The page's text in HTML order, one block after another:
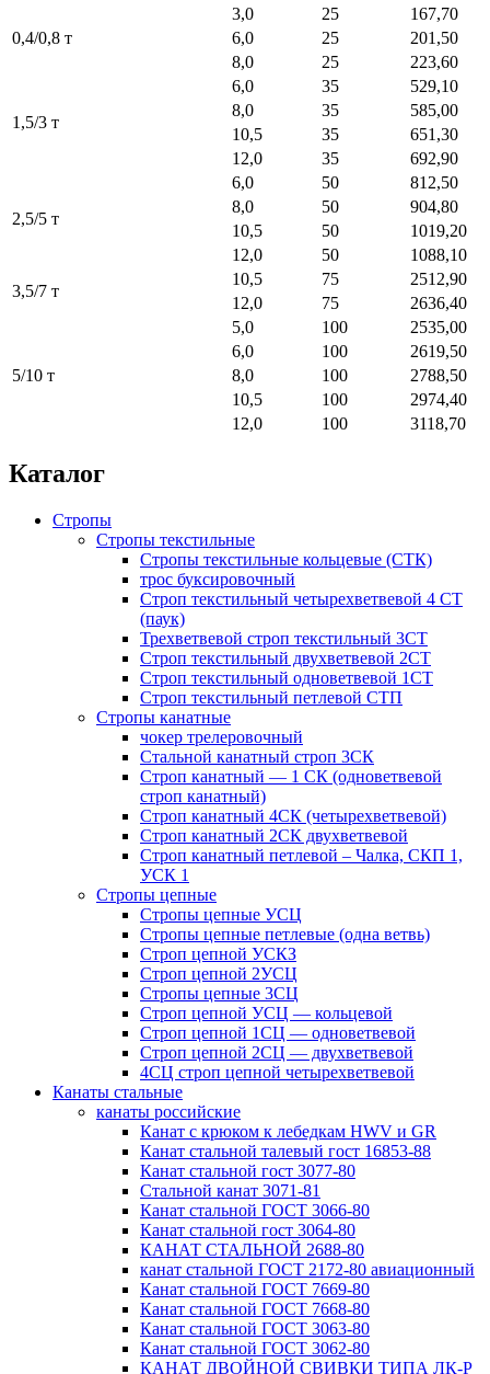
0,4/0,8 т
3,0 25
167,70
6,0
25
201,50
8,0
25 223,60
1,5/3 т
6,0 35
529,10
8,0
35
585,00
10,5
35
651,30
12,0
35 692,90
2,5/5 т
6,0 50
812,50
8,0
50
904,80
10,5
50
1019,20
12,0
50
1088,10
3,5/7 т
10,5 75
2512,90
12,0
75 2636,40
5/10 т
5,0 100
2535,00
6,0
100
2619,50
8,0
100
2788,50
10,5
100
2974,40
12,0
100 3118,70
Каталог
Стропы
Стропы текстильные
Стропы текстильные кольцевые (СТК)
трос буксировочный
Строп текстильный четырехветвевой 4 СТ
(паук)
Трехветвевой строп текстильный 3CT
Строп текстильный двухветвевой 2СТ
Строп текстильный одноветвевой 1СТ
Строп текстильный петлевой СТП
Стропы канатные
чокер трелеровочный
Стальной канатный строп 3СК
Строп канатный — 1 СК (одноветвевой
строп канатный)
Строп канатный 4СК (четырехветвевой)
Строп канатный 2СК двухветвевой
Строп канатный петлевой – Чалка, СКП 1,
УСК 1
Стропы цепные
Стропы цепные УСЦ
Стропы цепные петлевые (одна ветвь)
Строп цепной УСКЗ
Строп цепной 2УСЦ
Стропы цепные 3СЦ
Строп цепной УСЦ — кольцевой
Строп цепной 1СЦ — одноветвевой
Строп цепной 2СЦ — двухветвевой
4СЦ строп цепной четырехветвевой
Канаты стальные
канаты российские
Канат с крюком к лебедкам HWV и GR
Канат стальной талевый гост 16853-88
Канат стальной гост 3077-80
Стальной канат 3071-81
Канат стальной ГОСТ 3066-80
Канат стальной гост 3064-80
КАНАТ СТАЛЬНОЙ 2688-80
канат стальной ГОСТ 2172-80 авиационный
Канат стальной ГОСТ 7669-80
Канат стальной ГОСТ 7668-80
Канат стальной ГОСТ 3063-80
Канат стальной ГОСТ 3062-80
КАНАТ ДВОЙНОЙ СВИВКИ ТИПА ЛК-Р